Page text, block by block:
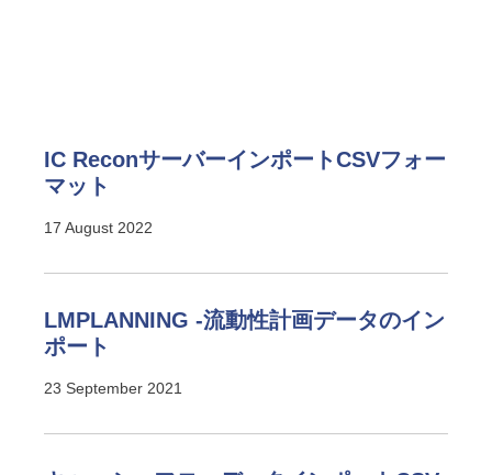
IC ReconサーバーインポートCSVフォー
マット
17 August 2022
LMPLANNING -流動性計画データのイン
ポート
23 September 2021